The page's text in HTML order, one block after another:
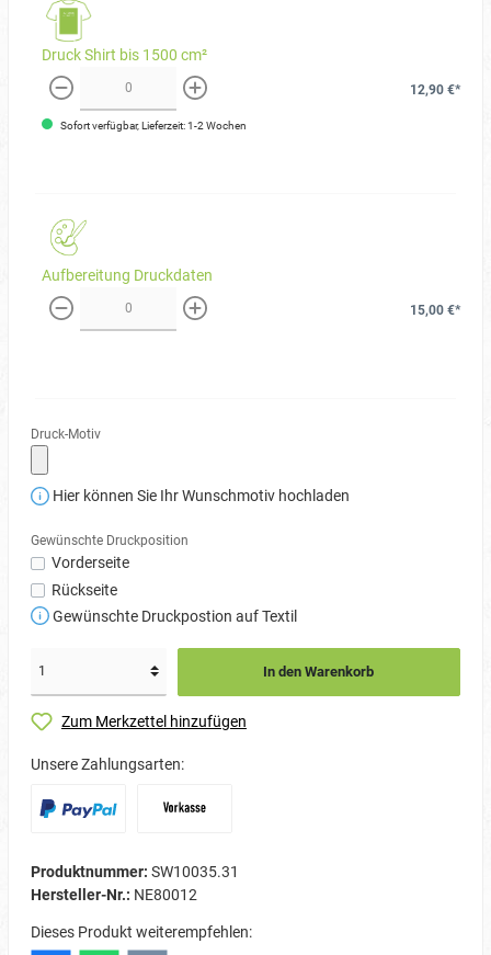
Druck Shirt bis 1500 cm²
weniger mehr
12,90 €*
Sofort verfügbar, Lieferzeit: 1-2 Wochen
Aufbereitung Druckdaten
weniger mehr
15,00 €*
Druck-Motiv
Hier können Sie Ihr Wunschmotiv hochladen
Gewünschte Druckposition
Vorderseite
Rückseite
Gewünschte Druckpostion auf Textil
In den Warenkorb
Zum Merkzettel hinzufügen
Unsere Zahlungsarten:
Produktnummer: SW10035.31
Hersteller-Nr.: NE80012
Dieses Produkt weiterempfehlen: